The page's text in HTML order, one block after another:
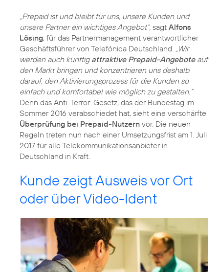
„Prepaid ist und bleibt für uns, unsere Kunden und
unsere Partner ein wichtiges Angebot“, sagt Alfons
Lösing, für das Partnermanagement verantwortlicher
Geschäftsführer von Telefónica Deutschland.
„Wir
werden auch künftig attraktive Prepaid-Angeboteauf
den Markt bringen und konzentrieren uns deshalb
darauf, den Aktivierungsprozess für die Kunden so
einfach und komfortabel wie möglich zu gestalten.“
Denn das Anti-Terror-Gesetz, das der Bundestag im
Sommer 2016 verabschiedet hat, sieht eine verschärfte
Überprüfung bei Prepaid-Nutzern vor. Die neuen
Regeln treten nun nach einer Umsetzungsfrist am 1. Juli
2017 für alle Telekommunikationsanbieter in
Deutschland in Kraft.
Kunde zeigt Ausweis vor Ort
oder über Video-Ident